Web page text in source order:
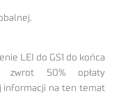
LEI do GS1 do końca
zwrot 50% opłaty
informacji na ten temat